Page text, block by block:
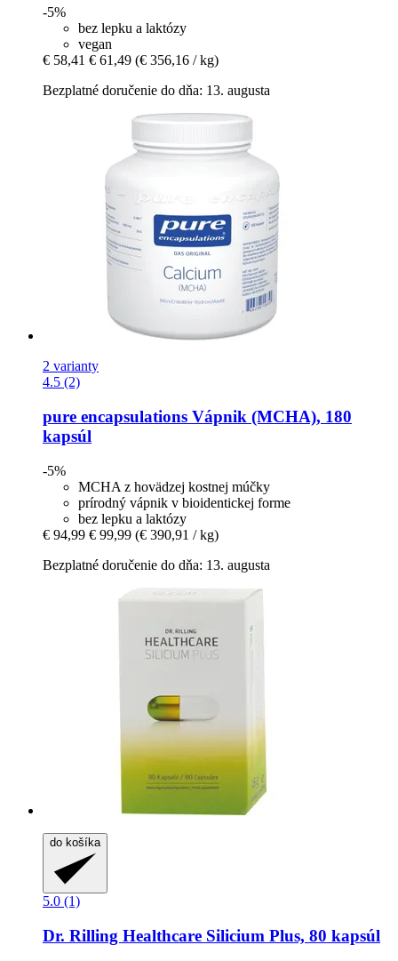
-5%
bez lepku a laktózy
vegan
€ 58,41 € 61,49 (€ 356,16 / kg)
Bezplatné doručenie do dňa: 13. augusta
2 varianty
4.5 (2)
pure encapsulations Vápnik (MCHA), 180
kapsúl
-5%
MCHA z hovädzej kostnej múčky
prírodný vápnik v bioidentickej forme
bez lepku a laktózy
€ 94,99 € 99,99 (€ 390,91 / kg)
Bezplatné doručenie do dňa: 13. augusta
do košíka
5.0 (1)
Dr. Rilling Healthcare Silicium Plus, 80 kapsúl